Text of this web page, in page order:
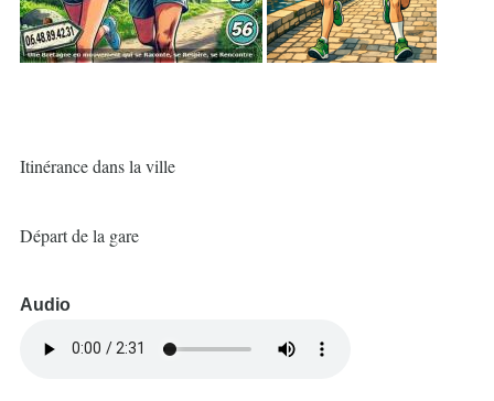
Itinérance dans la ville
Départ de la gare
Audio